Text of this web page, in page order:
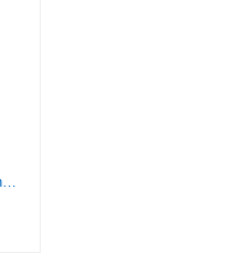
Insect Ecran Pack Total Zones Infestées